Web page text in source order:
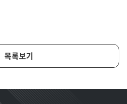
목록보기